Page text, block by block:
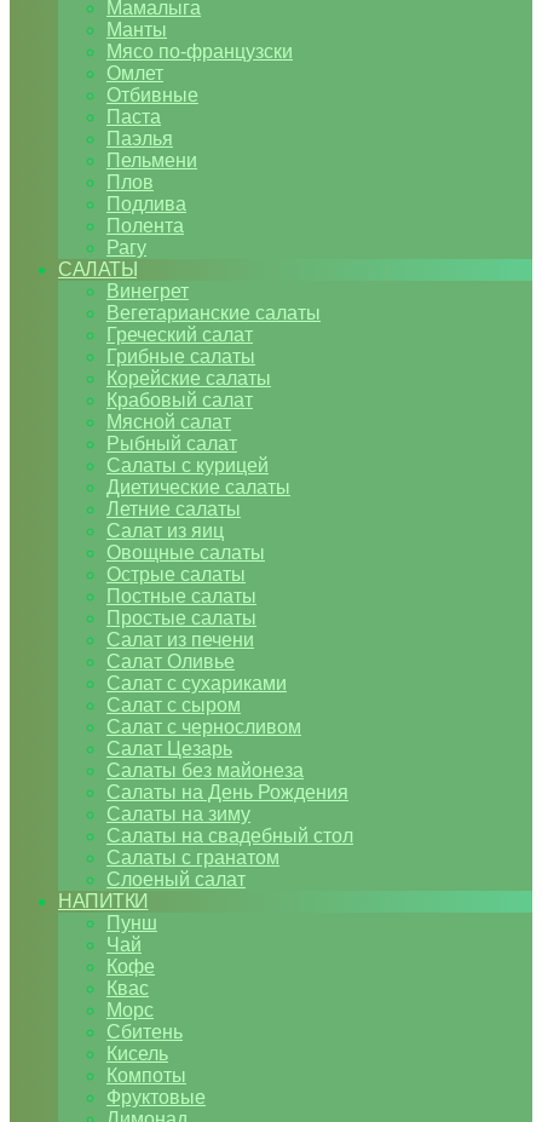
Мамалыга
Манты
Мясо по-французски
Омлет
Отбивные
Паста
Паэлья
Пельмени
Плов
Подлива
Полента
Рагу
САЛАТЫ
Винегрет
Вегетарианские салаты
Греческий салат
Грибные салаты
Корейские салаты
Крабовый салат
Мясной салат
Рыбный салат
Салаты с курицей
Диетические салаты
Летние салаты
Салат из яиц
Овощные салаты
Острые салаты
Постные салаты
Простые салаты
Салат из печени
Салат Оливье
Салат с сухариками
Салат с сыром
Салат с черносливом
Салат Цезарь
Салаты без майонеза
Салаты на День Рождения
Салаты на зиму
Салаты на свадебный стол
Салаты с гранатом
Слоеный салат
НАПИТКИ
Пунш
Чай
Кофе
Квас
Морс
Сбитень
Кисель
Компоты
Фруктовые